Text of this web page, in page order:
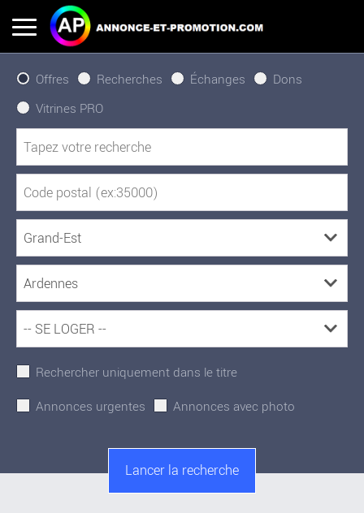
Offres Recherches Échanges
Dons
Vitrines PRO
Rechercher uniquement dans le titre
Annonces urgentes
Annonces avec photo